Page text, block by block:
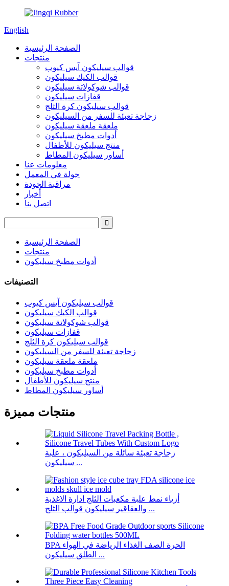
English
الصفحة الرئيسية
منتجات
قوالب سيليكون آيس كيوب
قوالب الكيك سيليكون
قوالب شوكولاتة سيليكون
قفازات سيليكون
قوالب سيليكون كرة الثلج
زجاجة تعبئة للسفر من السيليكون
ملعقة ملعقة سيليكون
أدوات مطبخ سيليكون
منتج سيليكون للأطفال
أساور سيليكون المطاط
معلومات عنا
جولة في المعمل
مراقبة الجودة
أخبار
اتصل بنا
الصفحة الرئيسية
منتجات
أدوات مطبخ سيليكون
التصنيفات
قوالب سيليكون آيس كيوب
قوالب الكيك سيليكون
قوالب شوكولاتة سيليكون
قفازات سيليكون
قوالب سيليكون كرة الثلج
زجاجة تعبئة للسفر من السيليكون
ملعقة ملعقة سيليكون
أدوات مطبخ سيليكون
منتج سيليكون للأطفال
أساور سيليكون المطاط
منتجات مميزة
زجاجة تعبئة سائلة من السيليكون ، علبة
سيليكون ...
أزياء نمط علبة مكعبات الثلج ادارة الاغذية
والعقاقير سيليكون قوالب الثلج ...
BPA الحرة الصف الغذاء الرياضة في الهواء
الطلق سيليكون ...